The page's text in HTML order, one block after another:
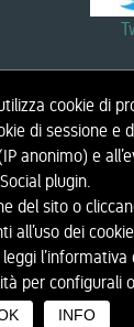
cookie di
di sessione e
anonimo) e
plugin.
del sito o
all’uso dei
per configurali
INFO
DIDATTICA NOTIZIE
COSTIERA